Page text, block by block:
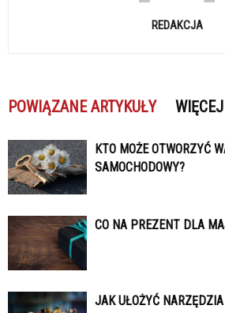
REDAKCJA
POWIĄZANE ARTYKUŁY
KTO MOŻE OTWORZYĆ
SAMOCHODOWY?
CO NA PREZENT DLA
JAK UŁOŻYĆ